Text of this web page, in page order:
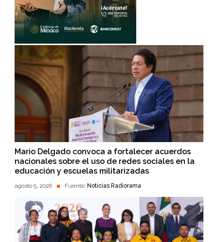
Mario Delgado convoca a fortalecer acuerdos
nacionales sobre el uso de redes sociales en la
educación y escuelas militarizadas
agosto 5, 2026 Fuente: Noticias Radiorama